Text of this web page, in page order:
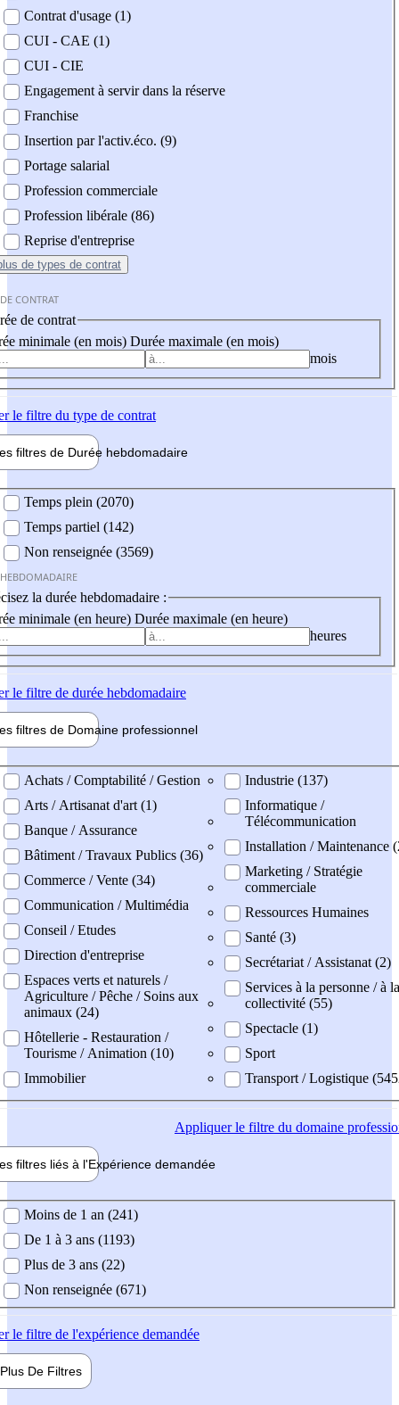
Contrat d'usage (1)
CUI - CAE (1)
CUI - CIE
Engagement à servir dans la réserve
Franchise
Insertion par l'activ.éco. (9)
Portage salarial
Profession commerciale
Profession libérale (86)
Reprise d'entreprise
de types de contrat
CONTRAT
de contrat
minimale (en mois) Durée maximale (en mois)
mois
le filtre du type de contrat
filtres de Durée hebdomadaire
Temps plein (2070)
Temps partiel (142)
Non renseignée (3569)
la durée hebdomadaire :
minimale (en heure) Durée maximale (en heure)
heures
le filtre de durée hebdomadaire
filtres de Domaine professionnel
professionel
Achats / Comptabilité / Gestion
Arts / Artisanat d'art (1)
Banque / Assurance
Bâtiment / Travaux Publics (36)
Commerce / Vente (34)
Communication / Multimédia
Conseil / Etudes
Direction d'entreprise
Espaces verts et naturels /
Agriculture / Pêche / Soins aux
animaux (24)
Hôtellerie - Restauration /
Tourisme / Animation (10)
Immobilier
Industrie (137)
Informatique /
Télécommunication
Installation / Maintenance
Marketing / Stratégie
commerciale
Ressources Humaines
Santé (3)
Secrétariat / Assistanat (2)
Services à la personne / à la
collectivité (55)
Spectacle (1)
Sport
Transport / Logistique
Appliquerle filtre du domaine
filtres liés à l'Expérience demandée
demandée
Moins de 1 an (241)
De 1 à 3 ans (1193)
Plus de 3 ans (22)
Non renseignée (671)
le filtre de l'expérience demandée
Plus De Filtres